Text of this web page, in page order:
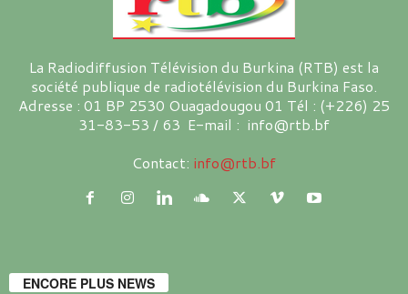
La Radiodiffusion Télévision du Burkina (RTB) est la
société publique de radiotélévision du Burkina Faso.
Adresse : 01 BP 2530 Ouagadougou 01 Tél : (+226) 25
31-83-53 / 63 E-mail : info@rtb.bf
Contact: info@rtb.bf
ENCORE PLUS NEWS